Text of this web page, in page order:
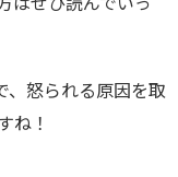
、怒られる原因を取
ね！